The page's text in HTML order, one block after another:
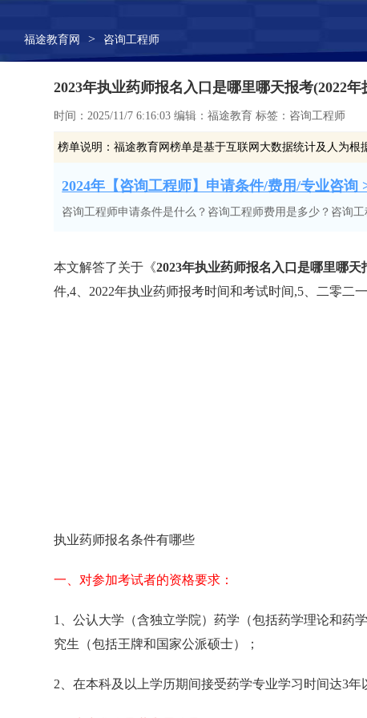
福途教育网 > 咨询工程师
2023年执业药师报名入口是哪里哪天报考(2022
时间：2025/11/7 6:16:03 编辑：福途教育 标签：咨询工程师
榜单说明：福途教育网榜单是基于互联网大数据统计及人为根
2024年【咨询工程师】申请条件/费用/专业咨询
咨询工程师申请条件是什么？咨询工程师费用是多少？咨询
本文解答了关于《2023年执业药师报名入口是哪里哪天
件,4、2022年执业药师报考时间和考试时间,5、二零二
执业药师报名条件有哪些
一、对参加考试者的资格要求：
1、公认大学（含独立学院）药学（包括药学理论和药
究生（包括王牌和国家公派硕士）；
2、在本科及以上学历期间接受药学专业学习时间达3年